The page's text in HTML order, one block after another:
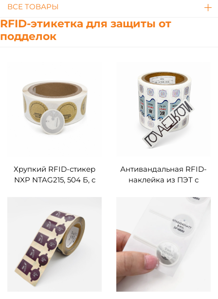
ВСЕ ТОВАРЫ
RFID-этикетка для защиты от
подделок
Хрупкий RFID-стикер
NXP NTAG215, 504 Б, с
термотрансферная
печать, QR-код,
штрихкод, кодирование
URL и текста,
отслеживание активов
Антивандальная RFID-
наклейка из ПЭТ с
УВЧ, хрупкая RFID-
EPC, защита от
подделки